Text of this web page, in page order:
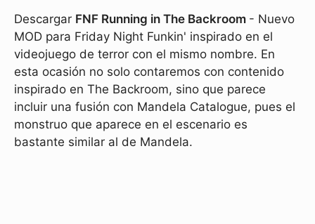
Descargar FNF Running in The Backroom - Nuevo
MOD para Friday Night Funkin' inspirado en el
videojuego de terror con el mismo nombre. En
esta ocasión no solo contaremos con contenido
inspirado en The Backroom, sino que parece
incluir una fusión con Mandela Catalogue, pues el
monstruo que aparece en el escenario es
bastante similar al de Mandela.